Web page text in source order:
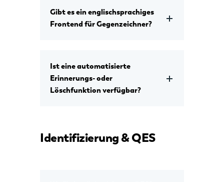
Gibt es ein englischsprachiges
Frontend für Gegenzeichner?
Ist eine automatisierte
Erinnerungs- oder
Löschfunktion verfügbar?
Identifizierung & QES